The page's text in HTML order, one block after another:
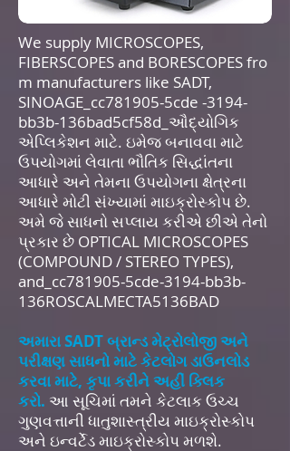
We supply MICROSCOPES,
FIBERSCOPES and BORESCOPES fro
m manufacturers like SADT,
SINOAGE_cc781905-5cde -3194-
bb3b-136bad5cf58d_ઔદ્યોગિક
એપ્લિકેશન માટે. ઇમેજ બનાવવા માટે
ઉપયોગમાં લેવાતા ભૌતિક સિદ્ધાંતના
આધારે અને તેમના ઉપયોગના ક્ષેત્રના
આધારે મોટી સંખ્યામાં માઇક્રોસ્કોપ છે.
અમે જે સાધનો સપ્લાય કરીએ છીએ તેનો
પ્રકાર છે OPTICAL MICROSCOPES
(COMPOUND / STEREO TYPES),
and_cc781905-5cde-3194-bb3b-
136ROSCALMECTA5136BAD
અમારા SADT બ્રાન્ડ મેટ્રોલોજી અને
પરીક્ષણ સાધનો માટે કેટલોગ ડાઉનલોડ
કરવા માટે, કૃપા કરીને અહીં ક્લિક
કરો. આ સૂચિમાં તમને કેટલાક ઉચ્ચ
ગુણવત્તાની ધાતુશાસ્ત્રીય માઇક્રોસ્કોપ
અને ઇન્વર્ટેડ માઇક્રોસ્કોપ મળશે.